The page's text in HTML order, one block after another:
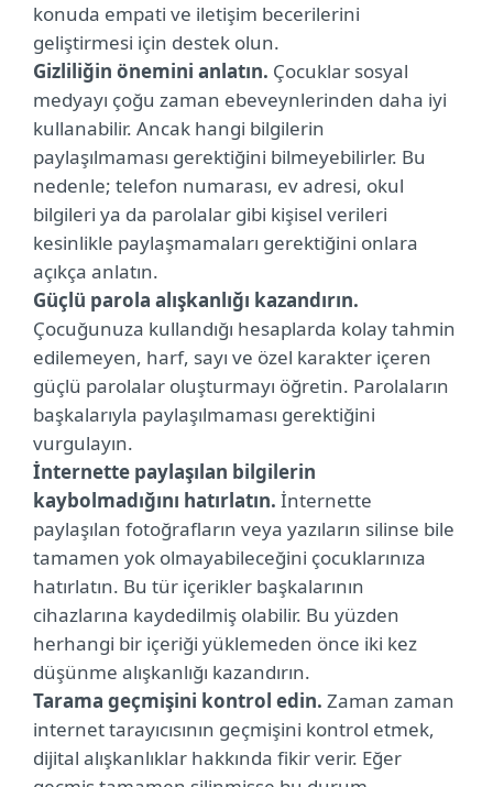
konuda empati ve iletişim becerilerini
geliştirmesi için destek olun.
Gizliliğin önemini anlatın. Çocuklar sosyal
medyayı çoğu zaman ebeveynlerinden daha iyi
kullanabilir. Ancak hangi bilgilerin
paylaşılmaması gerektiğini bilmeyebilirler. Bu
nedenle; telefon numarası, ev adresi, okul
bilgileri ya da parolalar gibi kişisel verileri
kesinlikle paylaşmamaları gerektiğini onlara
açıkça anlatın.
Güçlü parola alışkanlığı kazandırın.
Çocuğunuza kullandığı hesaplarda kolay tahmin
edilemeyen, harf, sayı ve özel karakter içeren
güçlü parolalar oluşturmayı öğretin. Parolaların
başkalarıyla paylaşılmaması gerektiğini
vurgulayın.
İnternette paylaşılan bilgilerin
kaybolmadığını hatırlatın. İnternette
paylaşılan fotoğrafların veya yazıların silinse bile
tamamen yok olmayabileceğini çocuklarınıza
hatırlatın. Bu tür içerikler başkalarının
cihazlarına kaydedilmiş olabilir. Bu yüzden
herhangi bir içeriği yüklemeden önce iki kez
düşünme alışkanlığı kazandırın.
Tarama geçmişini kontrol edin. Zaman zaman
internet tarayıcısının geçmişini kontrol etmek,
dijital alışkanlıklar hakkında fikir verir. Eğer